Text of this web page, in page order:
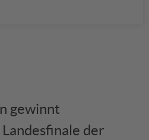
gewinnt
der